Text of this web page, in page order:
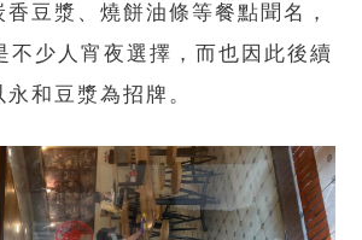
豆漿、燒餅油條等餐點聞名，
不少人宵夜選擇，而也因此後續
和豆漿為招牌。